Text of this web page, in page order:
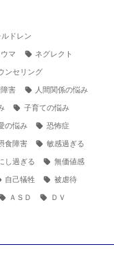
ドレン
ウマ ネグレクト
ンセリング
害 人間関係の悩み
子育ての悩み
の悩み 恐怖症
食障害 敏感過ぎる
し過ぎる 無価値感
自己犠牲 被虐待
ＡＳＤ ＤＶ